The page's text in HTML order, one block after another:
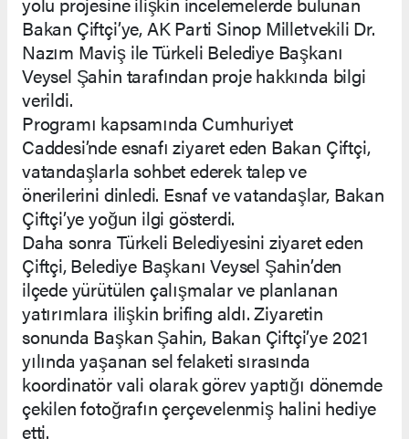
Bakan Çiftçi’ye, AK Parti Sinop Milletvekili Dr.
Nazım Maviş ile Türkeli Belediye Başkanı
Veysel Şahin tarafından proje hakkında bilgi
verildi.
Programı kapsamında Cumhuriyet
Caddesi’nde esnafı ziyaret eden Bakan Çiftçi,
vatandaşlarla sohbet ederek talep ve
önerilerini dinledi. Esnaf ve vatandaşlar, Bakan
Çiftçi’ye yoğun ilgi gösterdi.
Daha sonra Türkeli Belediyesini ziyaret eden
Çiftçi, Belediye Başkanı Veysel Şahin’den
ilçede yürütülen çalışmalar ve planlanan
yatırımlara ilişkin brifing aldı. Ziyaretin
sonunda Başkan Şahin, Bakan Çiftçi’ye 2021
yılında yaşanan sel felaketi sırasında
koordinatör vali olarak görev yaptığı dönemde
çekilen fotoğrafın çerçevelenmiş halini hediye
etti.